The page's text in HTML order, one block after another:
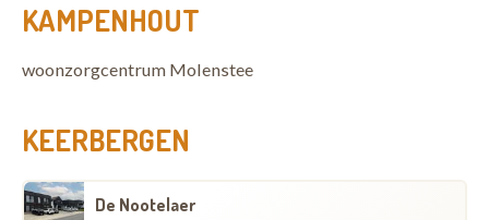
KAMPENHOUT
woonzorgcentrum Molenstee
KEERBERGEN
De Nootelaer